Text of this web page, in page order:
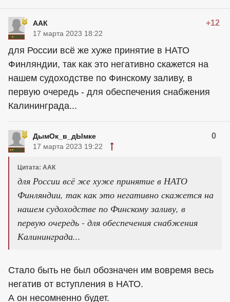
ААК +12
17 марта 2023 18:22
для России всё же хуже принятие в НАТО
Финляндии, так как это негативно скажется на
нашем судоходстве по Финскому заливу, в
первую очередь - для обеспечения снабжения
Калининграда...
ДымОк_в_дЫмке 0
17 марта 2023 19:22
Цитата: ААК
для России всё же хуже принятие в НАТО
Финляндии, так как это негативно скажется на
нашем судоходстве по Финскому заливу, в
первую очередь - для обеспечения снабжения
Калининграда...
Стало быть не был обозначен им вовремя весь
негатив от вступления в НАТО.
А он несомненно будет.